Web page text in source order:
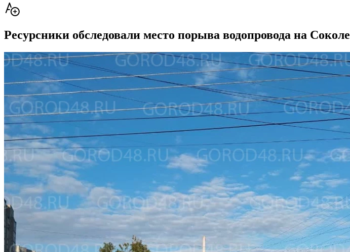
Ресурсники обследовали место порыва водопровода на Соколе